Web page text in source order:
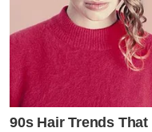
90s Hair Trends